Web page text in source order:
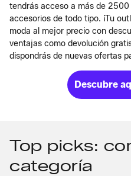
tendrás acceso a más de
accesorios de todo tipo. ¡Tu
moda al mejor precio con
ventajas como devolución
dispondrás de nuevas ofertas
Descubre
Top picks:
categoría